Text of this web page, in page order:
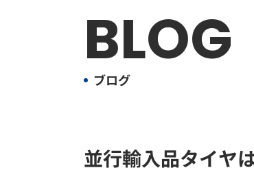
BLOG
ブログ
並行輸入品タイヤ